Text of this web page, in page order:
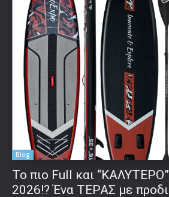
Blog
To πιο Full και
2026!? Ένα ΤΕΡΑΣ με